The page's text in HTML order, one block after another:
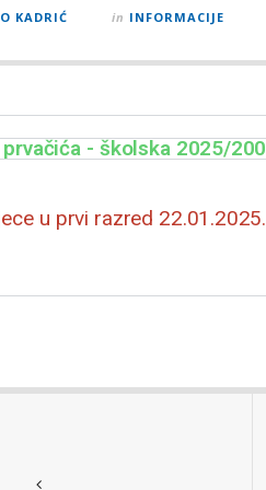
KADRIĆ in INFORMACIJE
- školska 2025/
u prvi razred 22.01.2025.